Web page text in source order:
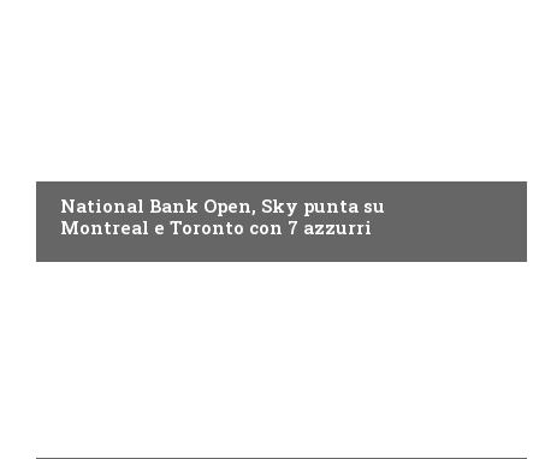
National Bank Open, Sky punta su
Montreal e Toronto con 7 azzurri